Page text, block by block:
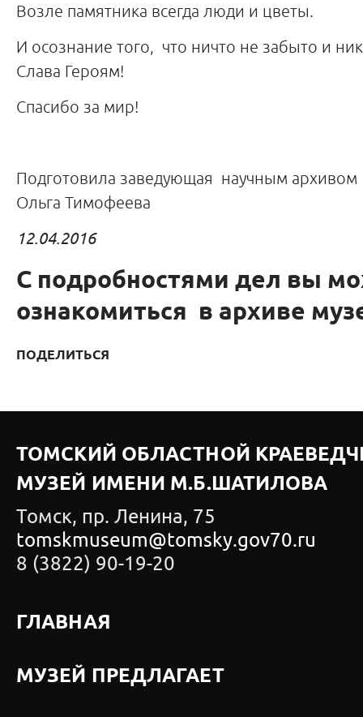
Возле памятника всегда люди и цветы.
И осознание того, что ничто не забыто и
Слава Героям!
Спасибо за мир!
Подготовила заведующая научным архивом
Ольга Тимофеева
12.04.2016
С подробностями дел вы
ознакомиться в архиве
ПОДЕЛИТЬСЯ
ТОМСКИЙ ОБЛАСТНОЙ
МУЗЕЙ ИМЕНИ М.Б.ШАТИЛОВА
Томск, пр. Ленина, 75
tomskmuseum@tomsky.gov70.ru
8 (3822) 90-19-20
ГЛАВНАЯ
МУЗЕЙ ПРЕДЛАГАЕТ